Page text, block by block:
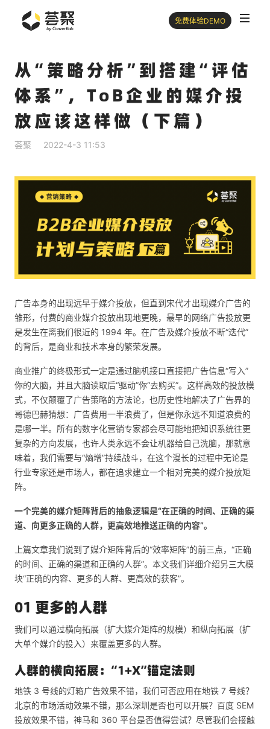
免费体验DEMO
从“策略分析”到搭建“评估
体系”，ToB企业的媒介投
放应该这样做（下篇）
荟聚 2022-4-3 11:53
广告本身的出现远早于媒介投放，但直到宋代才出现媒介广告的
雏形，付费的商业媒介投放出现地更晚，最早的网络广告投放更
是发生在离我们很近的 1994 年。在广告及媒介投放不断“迭代”
的背后，是商业和技术本身的繁荣发展。
商业推广的终极形式一定是通过脑机接口直接把广告信息“写入”
你的大脑，并且大脑读取后“驱动”你“去购买”。这样高效的投放模
式，不仅颠覆了广告策略的方法论，也历史性地解决了广告界的
哥德巴赫猜想：广告费用一半浪费了，但是你永远不知道浪费的
是哪一半。所有的数字化营销专家都会尽可能地把知识系统往更
复杂的方向发展，也许人类永远不会让机器给自己洗脑，那就意
味着，我们需要与“熵增”持续战斗，在这个漫长的过程中无论是
行业专家还是市场人，都在追求建立一个相对完美的媒介投放矩
阵。
一个完美的媒介矩阵背后的抽象逻辑是“在正确的时间、正确的渠
道、向更多正确的人群，更高效地推送正确的内容”。
上篇文章我们说到了媒介矩阵背后的“效率矩阵”的前三点，“正确
的时间、正确的渠道和正确的人群”。本文我们详细介绍另三大模
块“正确的内容、更多的人群、更高效的获客”。
01 更多的人群
我们可以通过横向拓展（扩大媒介矩阵的规模）和纵向拓展（扩
大单个媒介的投入）来覆盖更多的人群。
人群的横向拓展：“1+X”锚定法则
地铁 3 号线的灯箱广告效果不错，我们可否应用在地铁 7 号线？
北京的市场活动效果不错，那么深圳是否也可以开展？百度 SEM
投放效果不错，神马和 360 平台是否值得尝试？尽管我们会接触